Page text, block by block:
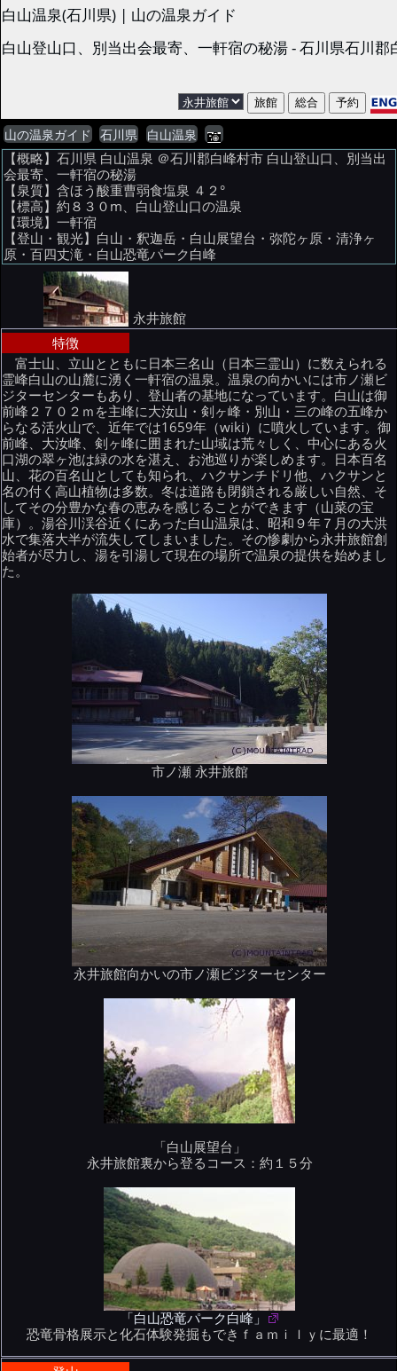
白山温泉(石川県) | 山の温泉ガイド
白山登山口、別当出会最寄、一軒宿の秘湯 - 石川県石川郡
山の温泉ガイド 石川県 白山温泉
【概略】石川県 白山温泉 ＠石川郡白峰村市 白山登山口、別当出
会最寄、一軒宿の秘湯
【泉質】含ほう酸重曹弱食塩泉 ４２°
【標高】約８３０m、白山登山口の温泉
【環境】一軒宿
【登山・観光】白山・釈迦岳・白山展望台・弥陀ヶ原・清浄ヶ
原・百四丈滝・白山恐竜パーク白峰
永井旅館
特徴
富士山、立山とともに日本三名山（日本三霊山）に数えられる
霊峰白山の山麓に湧く一軒宿の温泉。温泉の向かいには市ノ瀬ビ
ジターセンターもあり、登山者の基地になっています。白山は御
前峰２７０２ｍを主峰に大汝山・剣ヶ峰・別山・三の峰の五峰か
らなる活火山で、近年では1659年（wiki）に噴火しています。御
前峰、大汝峰、剣ヶ峰に囲まれた山域は荒々しく、中心にある火
口湖の翠ヶ池は緑の水を湛え、お池巡りが楽しめます。日本百名
山、花の百名山としても知られ、ハクサンチドリ他、ハクサンと
名の付く高山植物は多数。冬は道路も閉鎖される厳しい自然、そ
してその分豊かな春の恵みを感じることができます（山菜の宝
庫）。湯谷川渓谷近くにあった白山温泉は、昭和９年７月の大洪
水で集落大半が流失してしまいました。その惨劇から永井旅館創
始者が尽力し、湯を引湯して現在の場所で温泉の提供を始めまし
た。
市ノ瀬 永井旅館
永井旅館向かいの市ノ瀬ビジターセンター
「白山展望台」
永井旅館裏から登るコース：約１５分
「白山恐竜パーク白峰」
恐竜骨格展示と化石体験発掘もできｆａｍｉｌｙに最適！